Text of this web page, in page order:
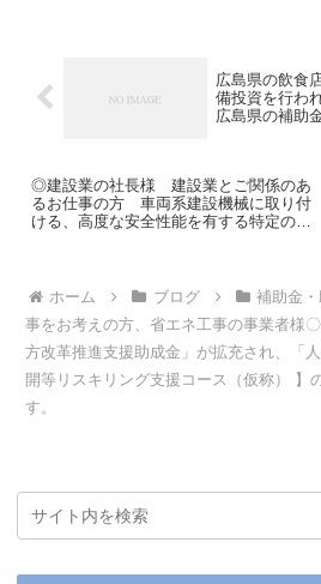
広島県の飲食
備投資を行わ
広島県の補助
◎建設業の社長様 建設業とご関係のあ
るお仕事の方 車両系建設機械に取り付
ける、高度な安全性能を有する特定の安
ホーム
ブログ 補助金
事をお考えの方、省エネ工事の事業者様
方改革推進支援助成金」が拡充され、「
開等リスキリング支援コース（仮称） 】
す。